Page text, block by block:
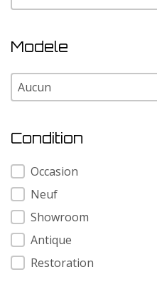
Modele
Modele
Modele
Condition
Condition
Occasion
Neuf
Showroom
Antique
Restoration